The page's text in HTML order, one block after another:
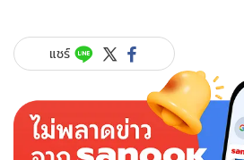
ญาญ่า"
ดินเนอร์
ช็อ
ตมุ้
งมิ้ง
แชร์